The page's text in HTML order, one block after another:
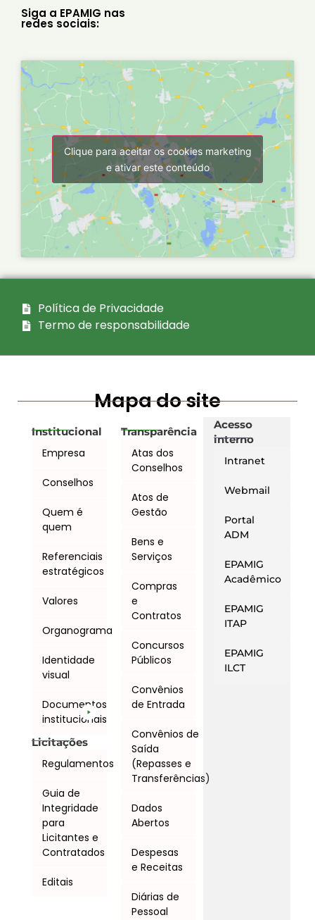
Siga a EPAMIG nas
redes sociais:
Clique para aceitar os cookies marketing
e ativar este conteúdo
Política de Privacidade
Termo de responsabilidade
Mapa do site
Institucional
Empresa
Conselhos
Quem é
quem
Referenciais
estratégicos
Valores
Organograma
Identidade
visual
Documentos
institucionais
Licitações
Regulamentos
Guia de
Integridade
para
Licitantes e
Contratados
Editais
Transparência
Atas dos
Conselhos
Atos de
Gestão
Bens e
Serviços
Compras
e
Contratos
Concursos
Públicos
Convênios
de Entrada
Convênios de
Saída
(Repasses e
Transferências)
Dados
Abertos
Despesas
e Receitas
Diárias de
Pessoal
Acesso
interno
Intranet
Webmail
Portal
ADM
EPAMIG
Acadêmico
EPAMIG
ITAP
EPAMIG
ILCT